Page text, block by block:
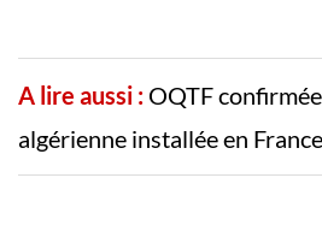
A lire aussi : OQTF
algérienne installée en